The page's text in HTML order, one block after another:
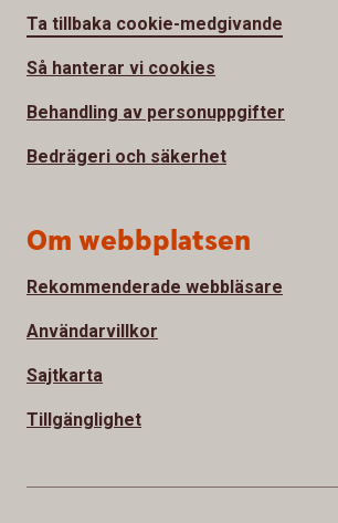
Ta tillbaka cookie-medgivande
Så hanterar vi cookies
Behandling av personuppgifter
Bedrägeri och säkerhet
Om webbplatsen
Rekommenderade webbläsare
Användarvillkor
Sajtkarta
Tillgänglighet